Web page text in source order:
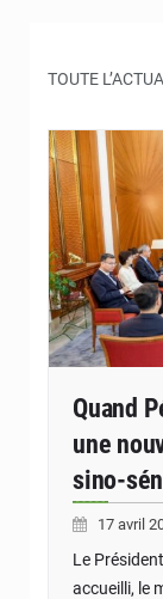
TOUTE
Quand
une
sino-
17 avril
Le
accueilli, le